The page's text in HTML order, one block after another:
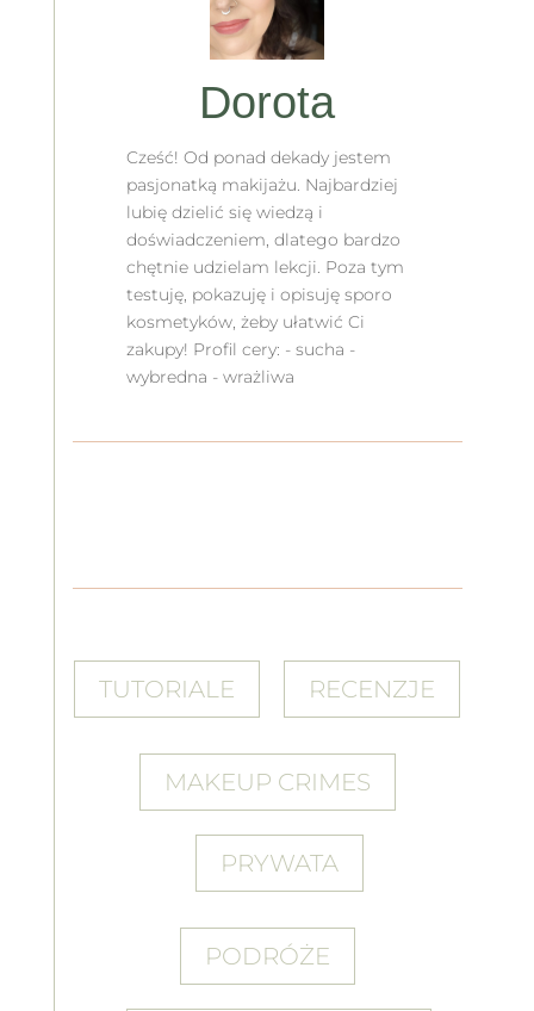
Dorota
Cześć! Od ponad dekady jestem
pasjonatką makijażu. Najbardziej
lubię dzielić się wiedzą i
doświadczeniem, dlatego bardzo
chętnie udzielam lekcji. Poza tym
testuję, pokazuję i opisuję sporo
kosmetyków, żeby ułatwić Ci
zakupy! Profil cery: - sucha -
wybredna - wrażliwa
TUTORIALE RECENZJE
MAKEUP CRIMES
PRYWATA
PODRÓŻE